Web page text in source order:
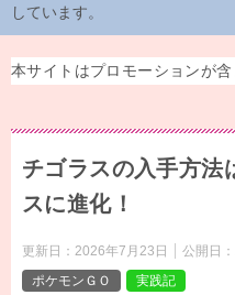
しています。
本サイトはプロモーションが含
チゴラスの入手方法
スに進化！
更新日： 2026年7月23日 公開日：
ポケモンＧＯ
実践記